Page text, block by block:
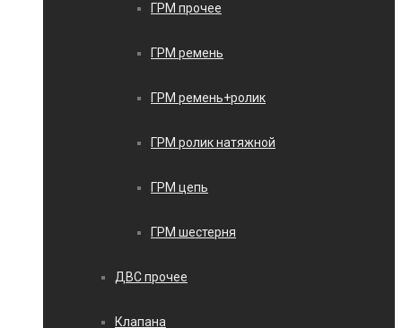
ГРМ прочее
ГРМ ремень
ГРМ ремень+ролик
ГРМ ролик натяжной
ГРМ цепь
ГРМ шестерня
ДВС прочее
Клапана